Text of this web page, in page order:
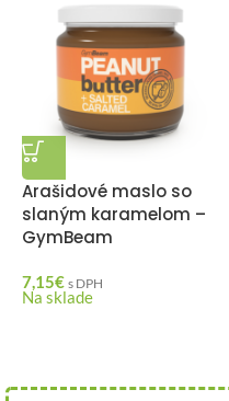
Arašidové maslo so
slaným karamelom –
GymBeam
7,15€ s DPH
Na sklade